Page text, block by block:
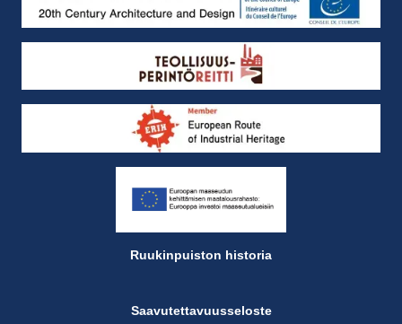
Ruukinpuiston historia
Saavutettavuusseloste